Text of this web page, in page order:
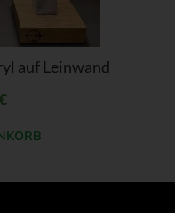
auf Leinwand